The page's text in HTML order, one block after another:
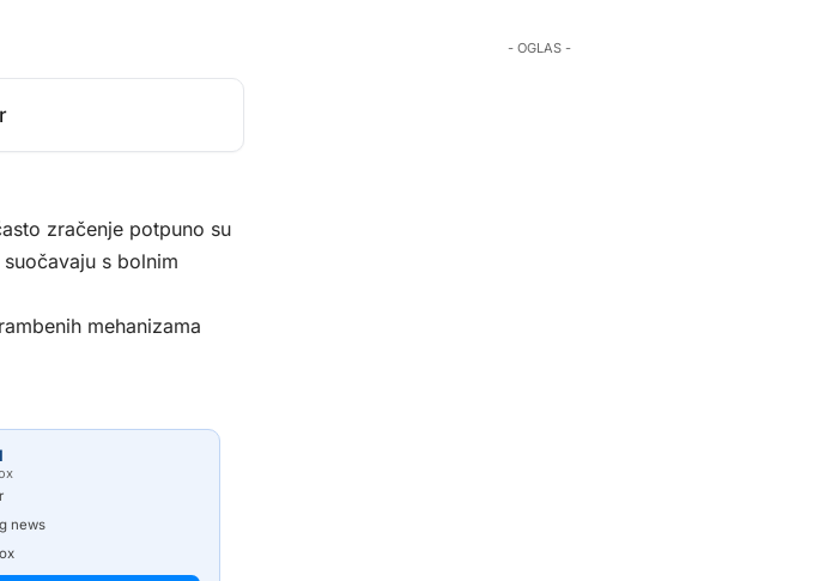
zračenje potpuno su
s bolnim
mehanizama
news
- OGLAS -